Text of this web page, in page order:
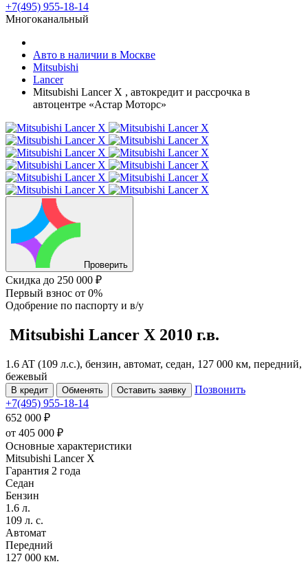
+7(495) 955-18-14
Многоканальный
Авто в наличии в Москве
Mitsubishi
Lancer
Mitsubishi Lancer X , автокредит и рассрочка в
автоцентре «Астар Моторс»
Проверить
Скидка до 250 000 ₽
Первый взнос от 0%
Одобрение по паспорту и в/у
Mitsubishi Lancer X 2010 г.в.
1.6 AT (109 л.с.), бензин, автомат, седан, 127 000 км, передний,
бежевый
В кредит Обменять Оставить заявку
Позвонить
+7(495) 955-18-14
652 000 ₽
от 405 000 ₽
Основные характеристики
Mitsubishi Lancer X
Гарантия 2 года
Седан
Бензин
1.6 л.
109 л. с.
Автомат
Передний
127 000 км.